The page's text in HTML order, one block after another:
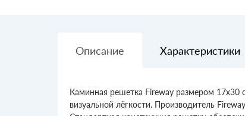
Описание Характеристики
Каминная решетка Fireway размером 17x30
визуальной лёгкости. Производитель